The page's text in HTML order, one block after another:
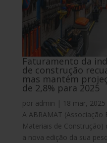
Faturamento da
de construção
mas mantém
de 2,8% para 2025
por admin | 18 mar, 2025
A ABRAMAT
Materiais de Construção)
a nova edição da sua